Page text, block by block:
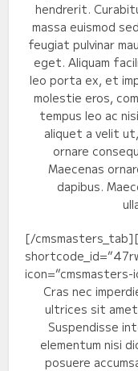
hendrerit.
massa euismod
feugiat pulvinar
eget. Aliquam
leo porta ex, et
molestie eros,
tempus leo ac
aliquet a velit
ornare
Maecenas
dapibus.
[/
icon=”cmsmasters-
Cras nec
ultrices sit
Suspendisse
elementum nisi
posuere